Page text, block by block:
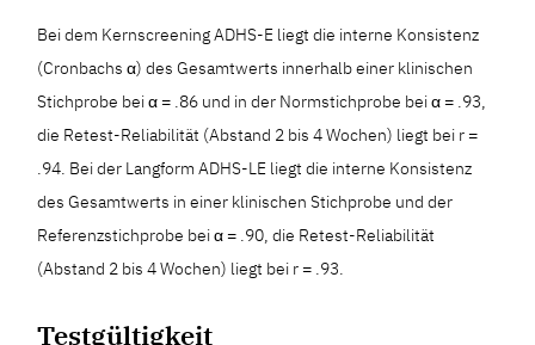
Bei dem Kernscreening ADHS-E liegt die interne Konsistenz
(Cronbachs α) des Gesamtwerts innerhalb einer klinischen
Stichprobe bei α = .86 und in der Normstichprobe bei α = .93,
die Retest-Reliabilität (Abstand 2 bis 4 Wochen) liegt bei r =
.94. Bei der Langform ADHS-LE liegt die interne Konsistenz
des Gesamtwerts in einer klinischen Stichprobe und der
Referenzstichprobe bei α = .90, die Retest-Reliabilität
(Abstand 2 bis 4 Wochen) liegt bei r = .93.
Testgültigkeit